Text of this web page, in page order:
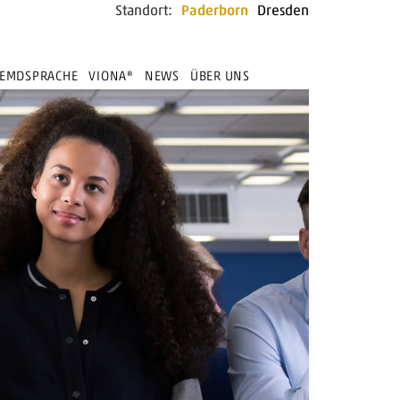
VIONA® NEWS ÜBER UNS
Standort: Paderborn Dresden